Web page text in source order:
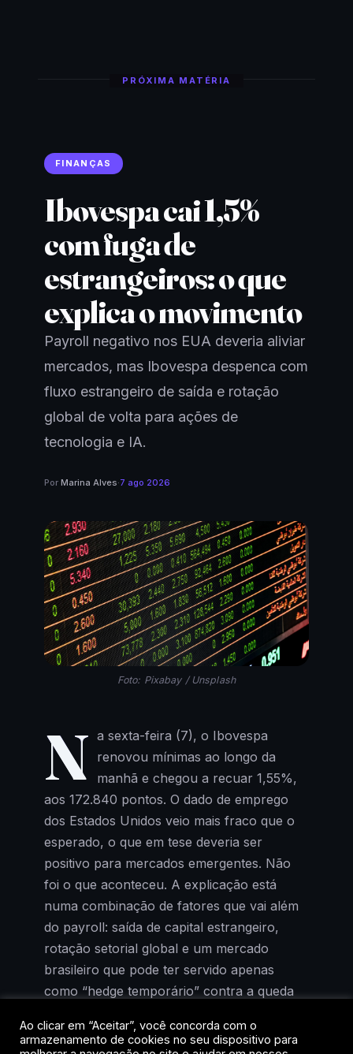
PRÓXIMA MATÉRIA
FINANÇAS
Ibovespa cai 1,5%
com fuga de
estrangeiros: o que
explica o movimento
Payroll negativo nos EUA deveria aliviar
mercados, mas Ibovespa despenca com
fluxo estrangeiro de saída e rotação
global de volta para ações de
tecnologia e IA.
Por Marina Alves·7 ago 2026
Foto: Pixabay / Unsplash
N a sexta-feira (7), o Ibovespa
renovou mínimas ao longo da
manhã e chegou a recuar 1,55%,
aos 172.840 pontos. O dado de emprego
dos Estados Unidos veio mais fraco que o
esperado, o que em tese deveria ser
positivo para mercados emergentes. Não
foi o que aconteceu. A explicação está
numa combinação de fatores que vai além
do payroll: saída de capital estrangeiro,
rotação setorial global e um mercado
brasileiro que pode ter servido apenas
como “hedge temporário” contra a queda
Ao clicar em “Aceitar”, você concorda com o
armazenamento de cookies no seu dispositivo para